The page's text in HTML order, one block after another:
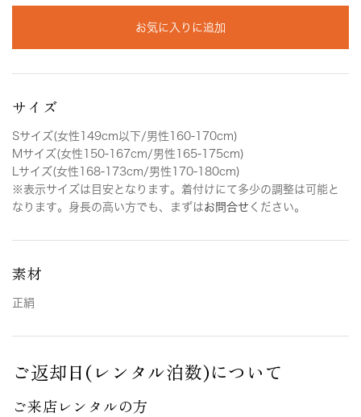
お気に入りに追加
サイズ
Sサイズ(女性149cm以下/男性160-170cm)
Mサイズ(女性150-167cm/男性165-175cm)
Lサイズ(女性168-173cm/男性170-180cm)
※表示サイズは目安となります。着付けにて多少の調整は可能と
なります。身長の高い方でも、まずはお問合せ ください。
素材
正絹
ご返却日(レンタル泊数)について
ご来店レンタルの方